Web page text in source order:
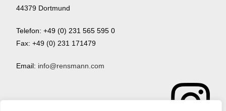
44379 Dortmund
Telefon: +49 (0) 231 565 595 0
Fax: +49 (0) 231 171479
Email: info@rensmann.com